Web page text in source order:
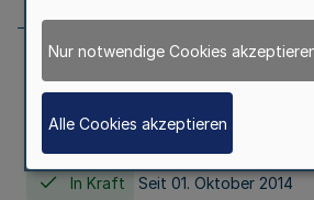
Gesetz über die
Nordrhein-Westfalen
HG)
In Kraft Seit 01. Oktober 2014
Nur notwendige Cookies
Alle Cookies akzeptieren